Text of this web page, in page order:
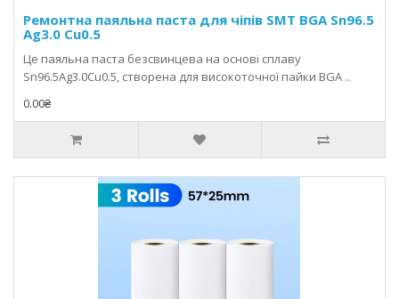
Ремонтна паяльна паста для чіпів SMT BGA Sn96.5
Ag3.0 Cu0.5
Це паяльна паста безсвинцева на основі сплаву
Sn96.5Ag3.0Cu0.5, створена для високоточної пайки BGA ..
0.00₴